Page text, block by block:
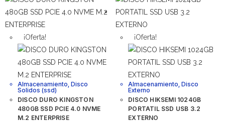
¡Oferta!
Almacenamiento, Disco
Solidos (ssd)
DISCO DURO KINGSTON
480GB SSD PCIE 4.0 NVME
M.2 ENTERPRISE
¡Oferta!
Almacenamiento,Disco
Externo
DISCO HIKSEMI 1024GB
PORTATIL SSD USB 3.2
EXTERNO